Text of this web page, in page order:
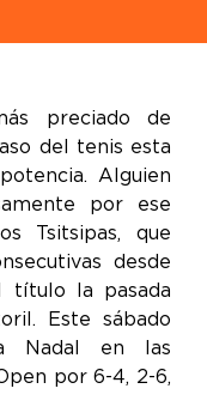
preciado de
del tenis esta
Alguien
por ese
Tsitsipas, que
desde
título la pasada
Este sábado
Nadal en las
por 6-4, 2-6,